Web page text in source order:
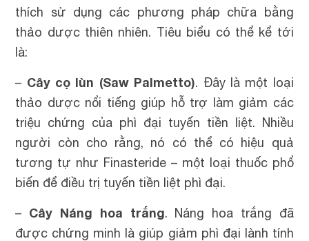
thích sử dụng các phương pháp chữa bằng
thảo dược thiên nhiên. Tiêu biểu có thể kể tới
là:
– Cây cọ lùn (Saw Palmetto). Đây là một loại
thảo dược nổi tiếng giúp hỗ trợ làm giảm các
triệu chứng của phì đại tuyến tiền liệt. Nhiều
người còn cho rằng, nó có thể có hiệu quả
tương tự như Finasteride – một loại thuốc phổ
biến để điều trị tuyến tiền liệt phì đại.
– Cây Náng hoa trắng. Náng hoa trắng đã
được chứng minh là giúp giảm phì đại lành tính